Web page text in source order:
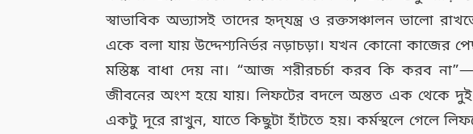
স্বাভাবিক অভ্যাসই তাদের হৃদ্‌যন্ত্র ও রক্তসঞ্চালন ভালো
একে বলা যায় উদ্দেশ্যনির্ভর নড়াচড়া। যখন কোনো কাজের
মস্তিষ্ক বাধা দেয় না। “আজ শরীরচর্চা করব কি করব
জীবনের অংশ হয়ে যায়। লিফটের বদলে অন্তত এক থেকে দুই
একটু দূরে রাখুন, যাতে কিছুটা হাঁটতে হয়। কর্মস্থলে গেলে